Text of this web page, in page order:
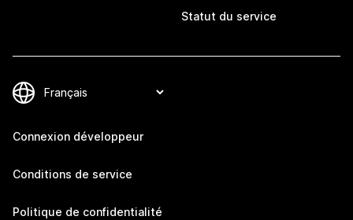
Statut du service
Connexion développeur
Conditions de service
Politique de confidentialité